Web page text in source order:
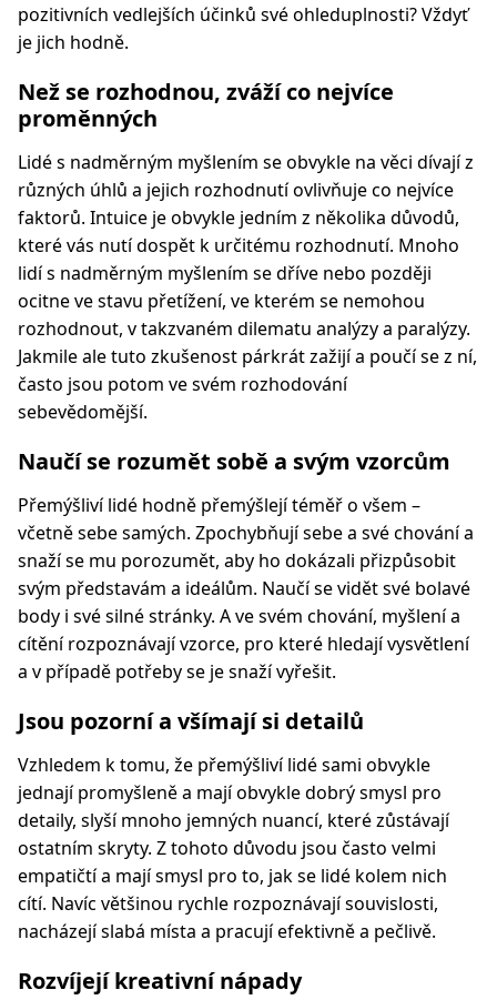
pozitivních vedlejších účinků své ohleduplnosti? Vždyť
je jich hodně.
Než se rozhodnou, zváží co nejvíce
proměnných
Lidé s nadměrným myšlením se obvykle na věci dívají z
různých úhlů a jejich rozhodnutí ovlivňuje co nejvíce
faktorů. Intuice je obvykle jedním z několika důvodů,
které vás nutí dospět k určitému rozhodnutí. Mnoho
lidí s nadměrným myšlením se dříve nebo později
ocitne ve stavu přetížení, ve kterém se nemohou
rozhodnout, v takzvaném dilematu analýzy a paralýzy.
Jakmile ale tuto zkušenost párkrát zažijí a poučí se z ní,
často jsou potom ve svém rozhodování
sebevědomější.
Naučí se rozumět sobě a svým vzorcům
Přemýšliví lidé hodně přemýšlejí téměř o všem –
včetně sebe samých. Zpochybňují sebe a své chování a
snaží se mu porozumět, aby ho dokázali přizpůsobit
svým představám a ideálům. Naučí se vidět své bolavé
body i své silné stránky. A ve svém chování, myšlení a
cítění rozpoznávají vzorce, pro které hledají vysvětlení
a v případě potřeby se je snaží vyřešit.
Jsou pozorní a všímají si detailů
Vzhledem k tomu, že přemýšliví lidé sami obvykle
jednají promyšleně a mají obvykle dobrý smysl pro
detaily, slyší mnoho jemných nuancí, které zůstávají
ostatním skryty. Z tohoto důvodu jsou často velmi
empatičtí a mají smysl pro to, jak se lidé kolem nich
cítí. Navíc většinou rychle rozpoznávají souvislosti,
nacházejí slabá místa a pracují efektivně a pečlivě.
Rozvíjejí kreativní nápady